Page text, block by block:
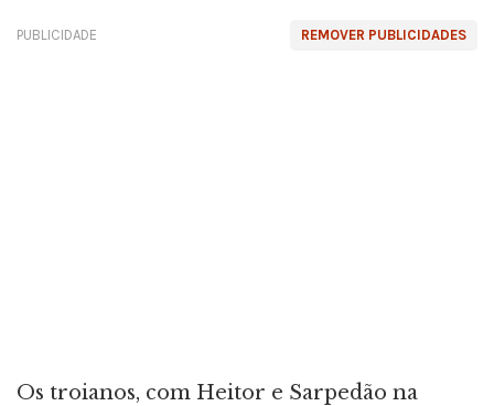
REMOVER PUBLICIDADES
PUBLICIDADE
Os troianos, com Heitor e Sarpedão na